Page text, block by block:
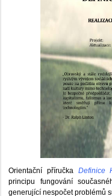
Orientační příručka Definice
principu fungování
generující nespočet problémů